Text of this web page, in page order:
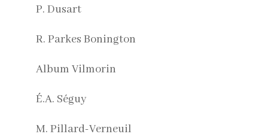
P. Dusart
R. Parkes Bonington
Album Vilmorin
É.A. Séguy
M. Pillard-Verneuil